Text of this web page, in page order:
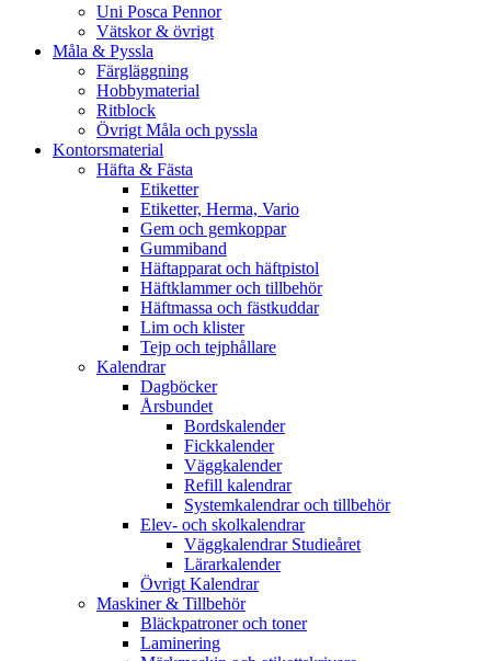
Uni Posca Pennor
Vätskor & övrigt
Måla & Pyssla
Färgläggning
Hobbymaterial
Ritblock
Övrigt Måla och pyssla
Kontorsmaterial
Häfta & Fästa
Etiketter
Etiketter, Herma, Vario
Gem och gemkoppar
Gummiband
Häftapparat och häftpistol
Häftklammer och tillbehör
Häftmassa och fästkuddar
Lim och klister
Tejp och tejphållare
Kalendrar
Dagböcker
Årsbundet
Bordskalender
Fickkalender
Väggkalender
Refill kalendrar
Systemkalendrar och tillbehör
Elev- och skolkalendrar
Väggkalendrar Studieåret
Lärarkalender
Övrigt Kalendrar
Maskiner & Tillbehör
Bläckpatroner och toner
Laminering